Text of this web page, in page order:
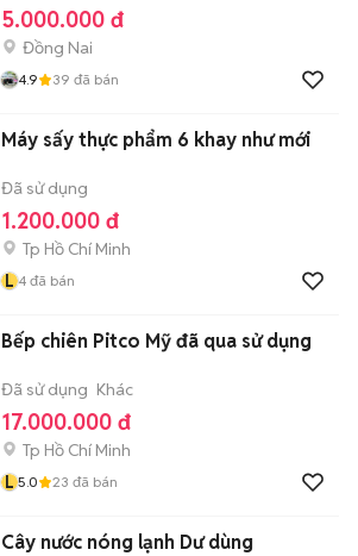
5.000.000 đ
Đồng Nai
4.9 39 đã bán
Máy sấy thực phẩm 6 khay như mới
Đã sử dụng
1.200.000 đ
Tp Hồ Chí Minh
L 4 đã bán
Bếp chiên Pitco Mỹ đã qua sử dụng
Đã sử dụng Khác
17.000.000 đ
Tp Hồ Chí Minh
L 5.0 23 đã bán
Cây nước nóng lạnh Dư dùng